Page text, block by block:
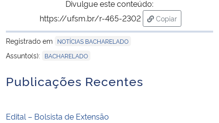
Controladoria-Geral da União
Secretaria de Governo
Divulgue este conteúdo:
https://ufsm.br/r-465-2302
Copiar
para área de
Registrado em
NOTÍCIAS BACHARELADO
Assunto(s): BACHARELADO
Publicações Recentes
Edital – Bolsista de Extensão